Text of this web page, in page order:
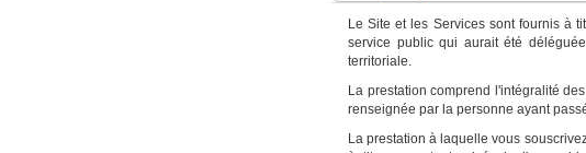
Le Site et les Services sont fournis à
service public qui aurait été
territoriale.
La prestation comprend l'intégralité
renseignée par la personne ayant
La prestation à laquelle vous